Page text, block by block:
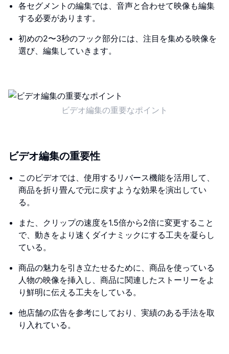
各セグメントの編集では、音声と合わせて映像も編集
する必要があります。
初めの2〜3秒のフック部分には、注目を集める映像を
選び、編集していきます。
ビデオ編集の重要なポイント
ビデオ編集の重要性
このビデオでは、使用するリバース機能を活用して、
商品を折り畳んで元に戻すような効果を演出してい
る。
また、クリップの速度を1.5倍から2倍に変更すること
で、動きをより速くダイナミックにする工夫を凝らし
ている。
商品の魅力を引き立たせるために、商品を使っている
人物の映像を挿入し、商品に関連したストーリーをよ
り鮮明に伝える工夫をしている。
他店舗の広告を参考にしており、実績のある手法を取
り入れている。